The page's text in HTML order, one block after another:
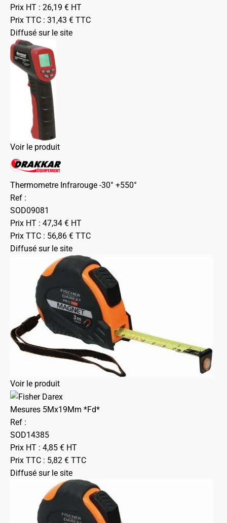
Prix HT : 26,19 € HT
Prix TTC : 31,43 € TTC
Diffusé sur le site
Voir le produit
Thermometre Infrarouge -30° +550°
Ref :
SOD09081
Prix HT : 47,34 € HT
Prix TTC : 56,86 € TTC
Diffusé sur le site
Voir le produit
Mesures 5Mx19Mm *Fd*
Ref :
SOD14385
Prix HT : 4,85 € HT
Prix TTC : 5,82 € TTC
Diffusé sur le site